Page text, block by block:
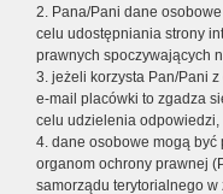
2. Pana/Pani dane
celu udostępniania strony
prawnych spoczywających
3. jeżeli korzysta Pan/Pani
e-mail placówki to zgadza
celu udzielenia odpowiedzi,
4. dane osobowe mogą
organom ochrony prawnej
samorządu terytorialnego